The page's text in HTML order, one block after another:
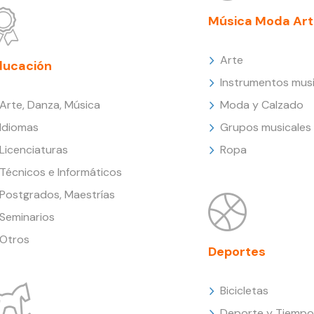
Danza, Música
e Informáticos
Maestrías
Música Moda
Arte
Instrumentos
Moda y Calzado
Grupos musicales
Ropa
Deportes
Bicicletas